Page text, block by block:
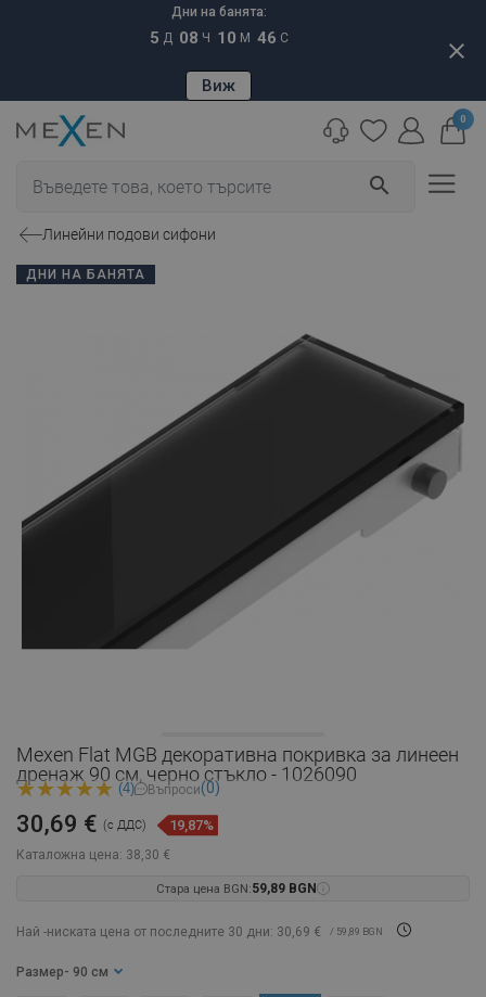
Дни на банята:
5 Д 08 Ч 10 М 45 С
Виж
close
search
0
Линейни подови сифони
ДНИ НА БАНЯТА
Mexen Flat MGB декоративна покривка за линеен
дренаж 90 см, черно стъкло - 1026090
(4) Въпроси(0)
Каталожна цена: 38,30 €
30,69 € (с ДДС) 19,87%
Стара цена BGN:59,89 BGN
Най -ниската цена от последните 30 дни: 30,69 € / 59,89 BGN
Размер - 90 см